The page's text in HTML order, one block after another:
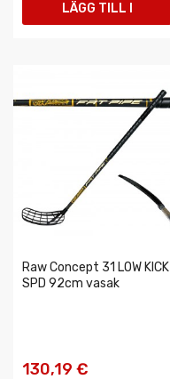
LÄGG TILL I
Raw Concept 31 LOW KICK
SPD 92cm vasak
130,19 €